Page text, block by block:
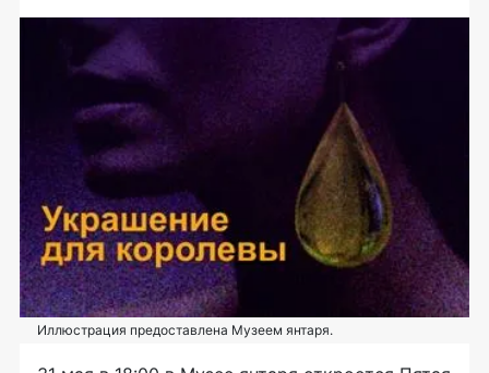
Иллюстрация предоставлена Музеем янтаря.